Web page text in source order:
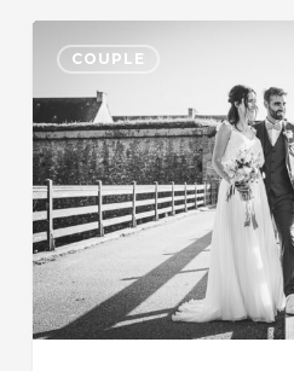
COUPLE